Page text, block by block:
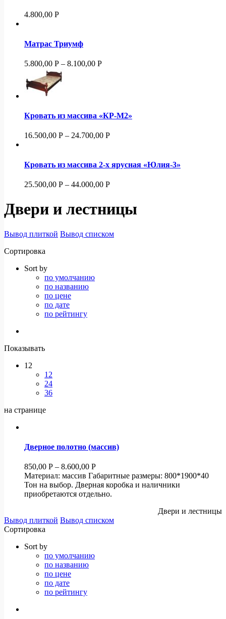
4.800,00 Р
Матрас Триумф
5.800,00 Р – 8.100,00 Р
Кровать из массива «КР-М2»
16.500,00 Р – 24.700,00 Р
Кровать из массива 2-х ярусная «Юлия-3»
25.500,00 Р – 44.000,00 Р
Двери и лестницы
Вывод плиткой Вывод списком
Сортировка
Sort by
по умолчанию
по названию
по цене
по дате
по рейтингу
Показывать
12
12
24
36
на странице
Дверное полотно (массив)
850,00 Р – 8.600,00 Р
Материал: массив Габаритные размеры: 800*1900*40
Тон на выбор. Дверная коробка и наличники
приобретаются отдельно.
Двери и лестницы
Вывод плиткой Вывод списком
Сортировка
Sort by
по умолчанию
по названию
по цене
по дате
по рейтингу